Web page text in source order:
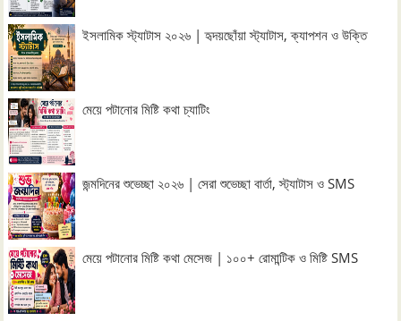
ইসলামিক স্ট্যাটাস ২০২৬ | হৃদয়ছোঁয়া স্ট্যাটাস, ক্যাপশন ও উক্তি
মেয়ে পটানোর মিষ্টি কথা চ্যাটিং
জন্মদিনের শুভেচ্ছা ২০২৬ | সেরা শুভেচ্ছা বার্তা, স্ট্যাটাস ও SMS
মেয়ে পটানোর মিষ্টি কথা মেসেজ | ১০০+ রোমান্টিক ও মিষ্টি SMS